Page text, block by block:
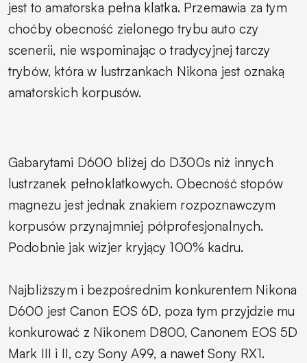
jest to amatorska pełna klatka. Przemawia za tym
choćby obecność zielonego trybu auto czy
scenerii, nie wspominając o tradycyjnej tarczy
trybów, która w lustrzankach Nikona jest oznaką
amatorskich korpusów.
Gabarytami D600 bliżej do D300s niż innych
lustrzanek pełnoklatkowych. Obecność stopów
magnezu jest jednak znakiem rozpoznawczym
korpusów przynajmniej półprofesjonalnych.
Podobnie jak wizjer kryjący 100% kadru.
Najbliższym i bezpośrednim konkurentem Nikona
D600 jest Canon EOS 6D, poza tym przyjdzie mu
konkurować z Nikonem D800, Canonem EOS 5D
Mark III i II, czy Sony A99, a nawet Sony RX1.